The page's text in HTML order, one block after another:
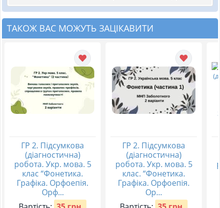
ТАКОЖ ВАС МОЖУТЬ ЗАЦІКАВИТИ
ГР 2. Підсумкова
(діагностична)
робота. Укр. мова. 5
клас “Фонетика.
Графіка. Орфоепія.
Орф...
ГР 2. Підсумкова
(діагностична)
робота. Укр. мова. 5
клас. “Фонетика.
Графіка. Орфоепія.
Ор...